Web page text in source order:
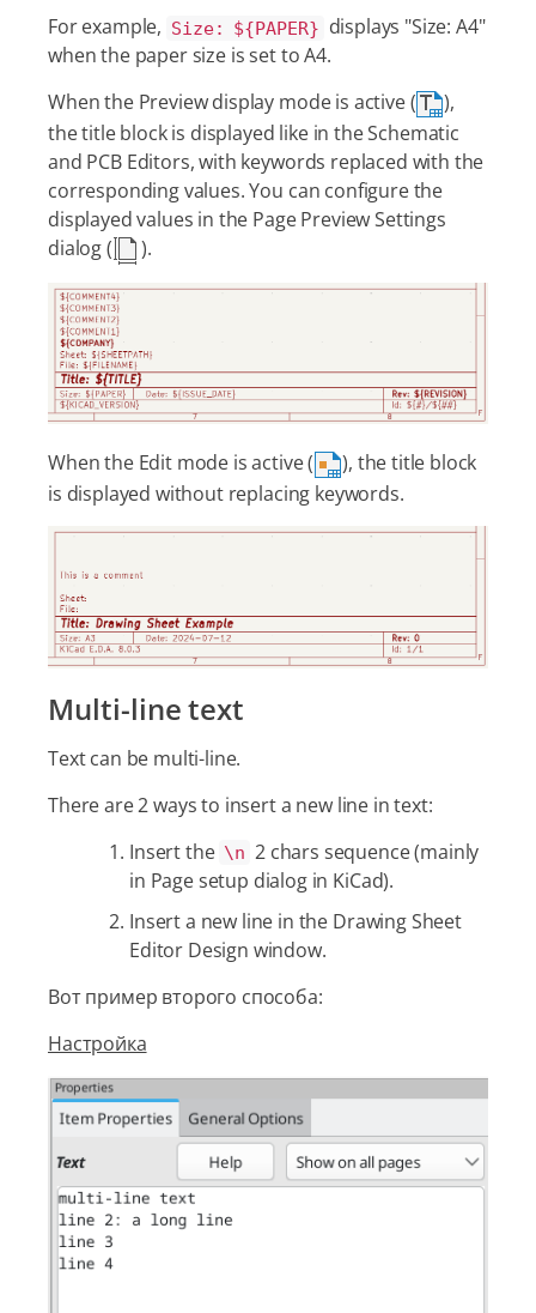
For example, Size: ${PAPER} displays "Size: A4"
when the paper size is set to A4.
When the Preview display mode is active (
),
the title block is displayed like in the Schematic
and PCB Editors, with keywords replaced with the
corresponding values. You can configure the
displayed values in the Page Preview Settings
dialog (
).
When the Edit mode is active (
), the title block
is displayed without replacing keywords.
Multi-line text
Text can be multi-line.
There are 2 ways to insert a new line in text:
Insert the \n 2 chars sequence (mainly
in Page setup dialog in KiCad).
Insert a new line in the Drawing Sheet
Editor Design window.
Вот пример второго способа:
Настройка